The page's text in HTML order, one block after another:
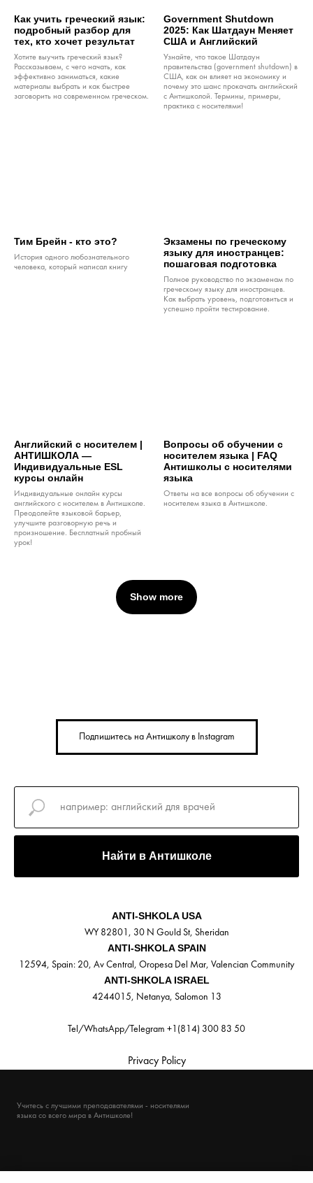
Как учить греческий язык:
подробный разбор для
тех, кто хочет результат
Хотите выучить греческий язык?
Рассказываем, с чего начать, как
эффективно заниматься, какие
материалы выбрать и как быстрее
заговорить на современном греческом.
Government Shutdown
2025: Как Шатдаун Меняет
США и Английский
Узнайте, что такое Шатдаун
правительства (government shutdown) в
США, как он влияет на экономику и
почему это шанс прокачать английский
с Антишколой. Термины, примеры,
практика с носителями!
Тим Брейн - кто это?
История одного любознательного
человека, который написал книгу
Экзамены по греческому
языку для иностранцев:
пошаговая подготовка
Полное руководство по экзаменам по
греческому языку для иностранцев.
Как выбрать уровень, подготовиться и
успешно пройти тестирование.
Английский с носителем |
АНТИШКОЛА —
Индивидуальные ESL
курсы онлайн
Индивидуальные онлайн курсы
английского с носителем в Антишколе.
Преодолейте языковой барьер,
улучшите разговорную речь и
произношение. Бесплатный пробный
урок!
Вопросы об обучении с
носителем языка | FAQ
Антишколы с носителями
языка
Ответы на все вопросы об обучении с
носителем языка в Антишколе.
Show more
Подпишитесь на Антишколу в Instagram
Найти в Антишколе
ANTI-SHKOLA USA
WY 82801, 30 N Gould St, Sheridan
ANTI-SHKOLA SPAIN
12594, Spain: 20, Av Central, Oropesa Del Mar, Valencian Community
ANTI-SHKOLA ISRAEL
4244015, Netanya, Salomon 13
Tel/WhatsApp/Telegram +1(814) 300 83 50
Privacy Policy
Учитесь с лучшими преподавателями - носителями
языка со всего мира в Антишколе!